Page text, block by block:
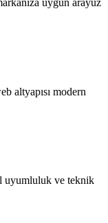
uygun arayüz
altyapısı modern
uyumluluk ve teknik